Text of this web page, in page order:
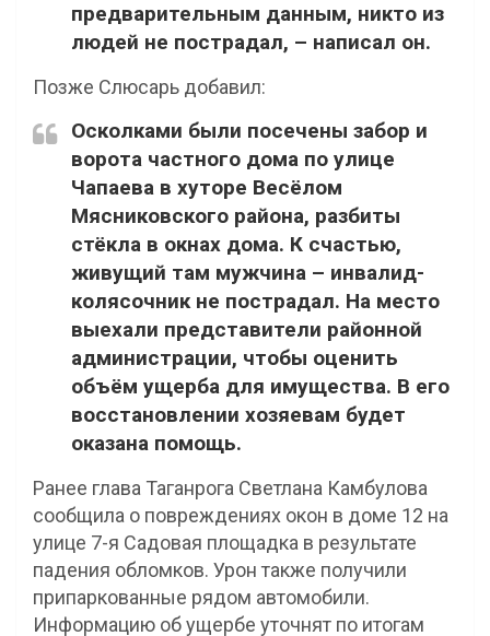
предварительным данным, никто из
людей не пострадал, – написал он.
Позже Слюсарь добавил:
Осколками были посечены забор и
ворота частного дома по улице
Чапаева в хуторе Весёлом
Мясниковского района, разбиты
стёкла в окнах дома. К счастью,
живущий там мужчина – инвалид-
колясочник не пострадал. На место
выехали представители районной
администрации, чтобы оценить
объём ущерба для имущества. В его
восстановлении хозяевам будет
оказана помощь.
Ранее глава Таганрога Светлана Камбулова
сообщила о повреждениях окон в доме 12 на
улице 7-я Садовая площадка в результате
падения обломков. Урон также получили
припаркованные рядом автомобили.
Информацию об ущербе уточнят по итогам